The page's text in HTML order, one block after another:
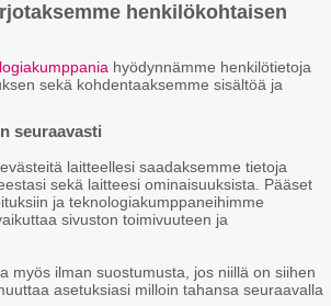
Iron
mennessä
Tällainen
katso
Hellsinki
Paradise
henkilökohtaisen
hyödynnämme henkilötietoja
sekä kohdentaaksemme sisältöä ja
seuraavasti
laitteellesi saadaksemme tietoja
sekä laitteesi ominaisuuksista. Pääset
ja teknologiakumppaneihimme
sivuston toimivuuteen ja
myös ilman suostumusta, jos niillä on siihen
asetuksiasi milloin tahansa seuraavalla